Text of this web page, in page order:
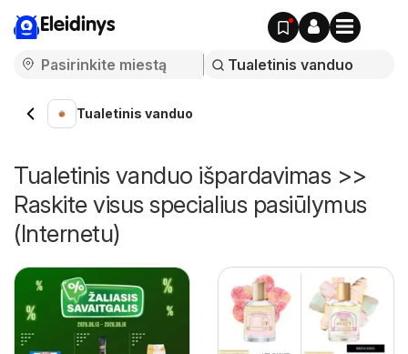
Eleidinys
Tualetinis vanduo
Tualetinis vanduo išpardavimas >>
Raskite visus specialius pasiūlymus
(Internetu)